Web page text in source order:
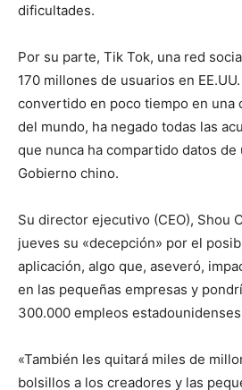
dificultades.
Por su parte, Tik Tok, una red
170 millones de usuarios en
convertido en poco tiempo en una
del mundo, ha negado todas las
que nunca ha compartido datos de
Gobierno chino.
Su director ejecutivo (CEO), Shou
jueves su «decepción» por el
aplicación, algo que, aseveró,
en las pequeñas empresas y
300.000 empleos
«También les quitará miles de
bolsillos a los creadores y las